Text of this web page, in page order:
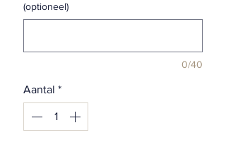
(optioneel)
0/40
Aantal *